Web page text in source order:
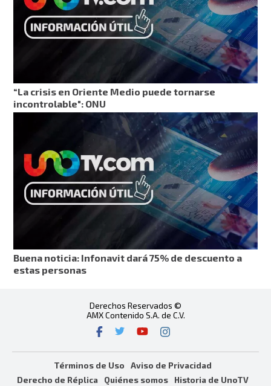
“La crisis en Oriente Medio puede tornarse
incontrolable": ONU
Buena noticia: Infonavit dará 75% de descuento a
estas personas
Derechos Reservados ©
AMX Contenido S.A. de C.V.
Términos de Uso
Aviso de Privacidad
Derecho de Réplica
Quiénes somos Historia de UnoTV